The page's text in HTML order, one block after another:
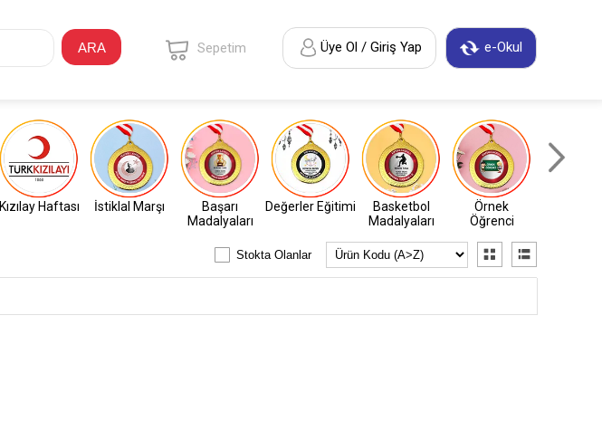
ARA e-Okul
Üye Ol / Giriş Yap
Sepetim
Kızılay Haftası İstiklal Marşı
Başarı
Madalyaları
Değerler Eğitimi
Basketbol
Madalyaları
Örnek
Öğrenci
Stokta Olanlar